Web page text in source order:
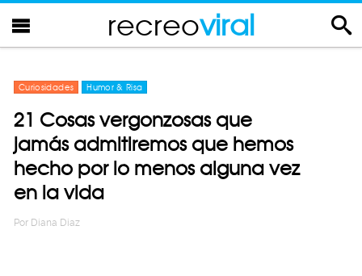
recreoviral
Curiosidades Humor & Risa
21 Cosas vergonzosas que
jamás admitiremos que hemos
hecho por lo menos alguna vez
en la vida
Por Diana Diaz